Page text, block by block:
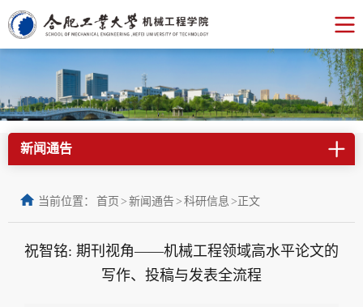
新闻通告
当前位置： 首页 > 新闻通告> 科研信息 >正文
祝智铭: 期刊视角——机械工程领域高水平论文的
写作、投稿与发表全流程